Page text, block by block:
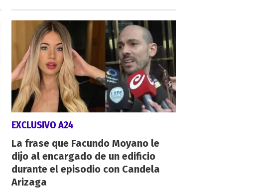
EXCLUSIVO A24
La frase que Facundo Moyano le
dijo al encargado de un edificio
durante el episodio con Candela
Arizaga